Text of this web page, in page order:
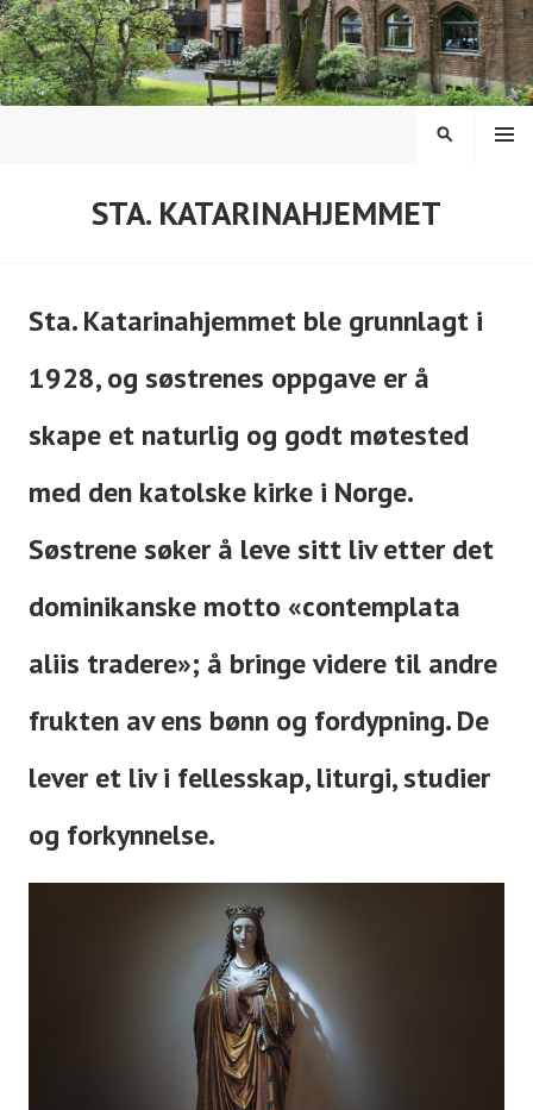
Hopp
til
innhold
STA. KATARINAHJEMMET
MENY
SØK
Sta. Katarinahjemmet ble grunnlagt i
1928, og søstrenes oppgave er å
skape et naturlig og godt møtested
med den katolske kirke i Norge.
Søstrene søker å leve sitt liv etter det
dominikanske motto «contemplata
aliis tradere»; å bringe videre til andre
frukten av ens bønn og fordypning. De
lever et liv i fellesskap, liturgi, studier
og forkynnelse.